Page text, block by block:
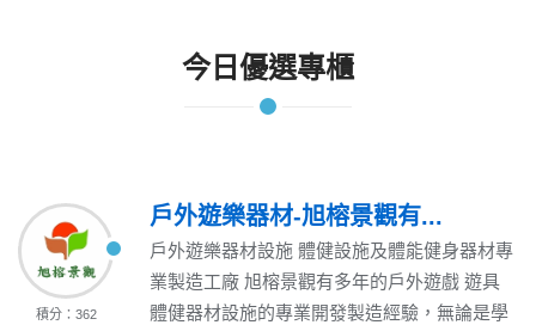
今日優選專櫃
積分：362
戶外遊樂器材-旭榕景觀有...
戶外遊樂器材設施 體健設施及體能健身器材專
業製造工廠 旭榕景觀有多年的戶外遊戲 遊具
體健器材設施的專業開發製造經驗，無論是學